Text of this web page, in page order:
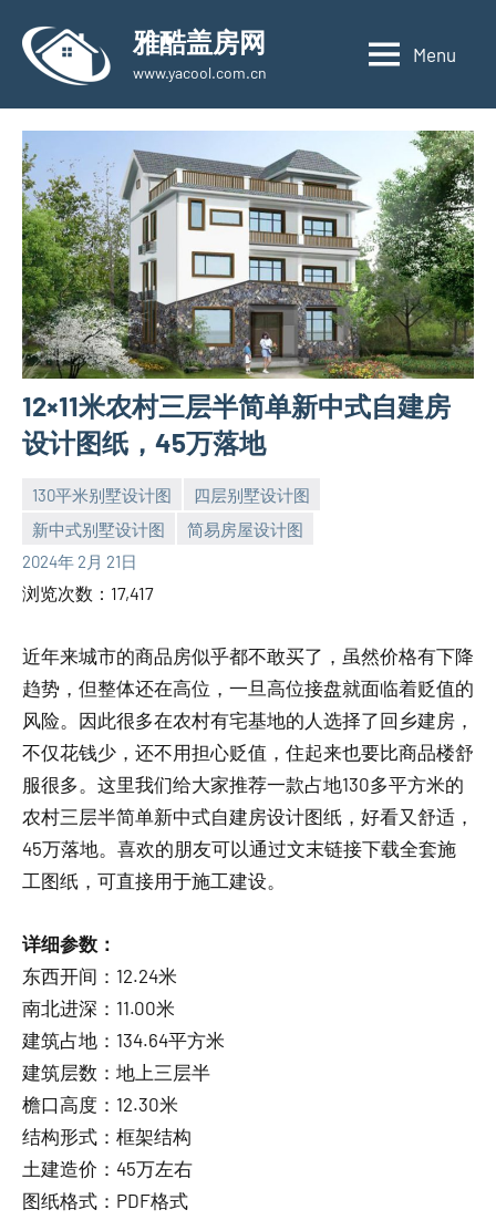
content
雅酷盖房网
www.yacool.com.cn
Menu
12×11米农村三层半简单新中式自建房
设计图纸，45万落地
130平米别墅设计图
四层别墅设计图
新中式别墅设计图
简易房屋设计图
2024年 2月 21日
yacool
浏览次数：17,417
近年来城市的商品房似乎都不敢买了，虽然价格有下降
趋势，但整体还在高位，一旦高位接盘就面临着贬值的
风险。因此很多在农村有宅基地的人选择了回乡建房，
不仅花钱少，还不用担心贬值，住起来也要比商品楼舒
服很多。这里我们给大家推荐一款占地130多平方米的
农村三层半简单新中式自建房设计图纸，好看又舒适，
45万落地。喜欢的朋友可以通过文末链接下载全套施
工图纸，可直接用于施工建设。
详细参数：
东西开间：12.24米
南北进深：11.00米
建筑占地：134.64平方米
建筑层数：地上三层半
檐口高度：12.30米
结构形式：框架结构
土建造价：45万左右
图纸格式：PDF格式